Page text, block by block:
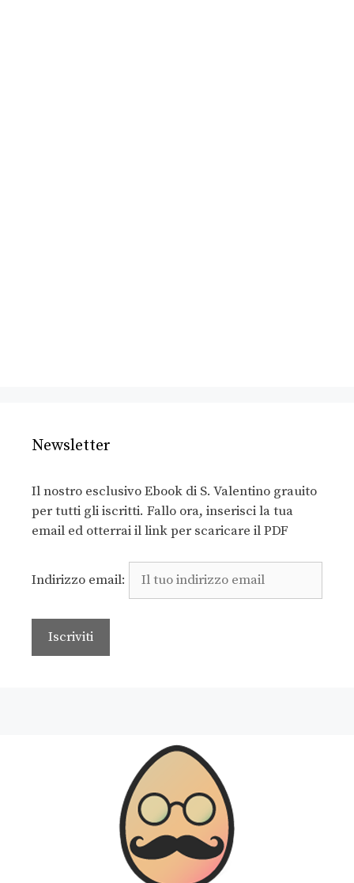
Newsletter
Il nostro esclusivo Ebook di S. Valentino grauito
per tutti gli iscritti. Fallo ora, inserisci la tua
email ed otterrai il link per scaricare il PDF
Indirizzo email: